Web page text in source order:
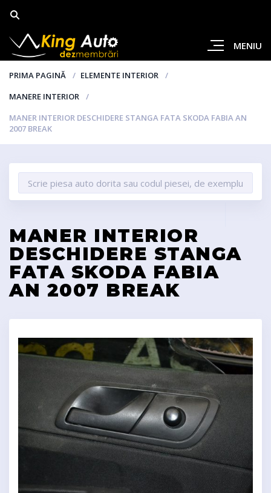
MENIU
PRIMA PAGINĂ
ELEMENTE INTERIOR
MANERE INTERIOR
MANER INTERIOR DESCHIDERE STANGA FATA SKODA FABIA AN
2007 BREAK
MANER INTERIOR
DESCHIDERE STANGA
FATA SKODA FABIA
AN 2007 BREAK